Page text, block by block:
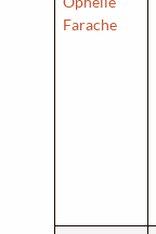
Farache